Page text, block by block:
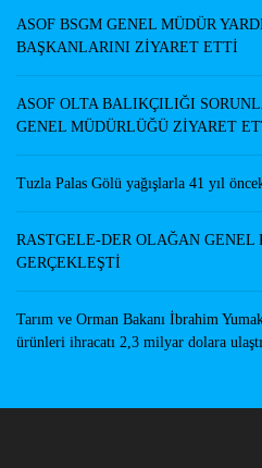
ASOF BSGM GENEL MÜDÜR
BAŞKANLARINI ZİYARET ETTİ
ASOF OLTA BALIKÇILIĞI
GENEL MÜDÜRLÜĞÜ ZİYARET
Tuzla Palas Gölü yağışlarla 41 yıl
RASTGELE-DER OLAĞAN GENEL
GERÇEKLEŞTİ
Tarım ve Orman Bakanı İbrahim
ürünleri ihracatı 2,3 milyar dolara